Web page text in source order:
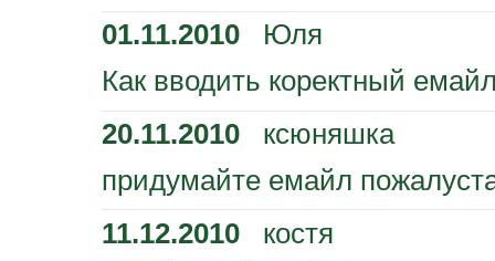
01.11.2010 Юля
Как вводить коректный
20.11.2010 ксюняшка
придумайте емайл
11.12.2010 костя